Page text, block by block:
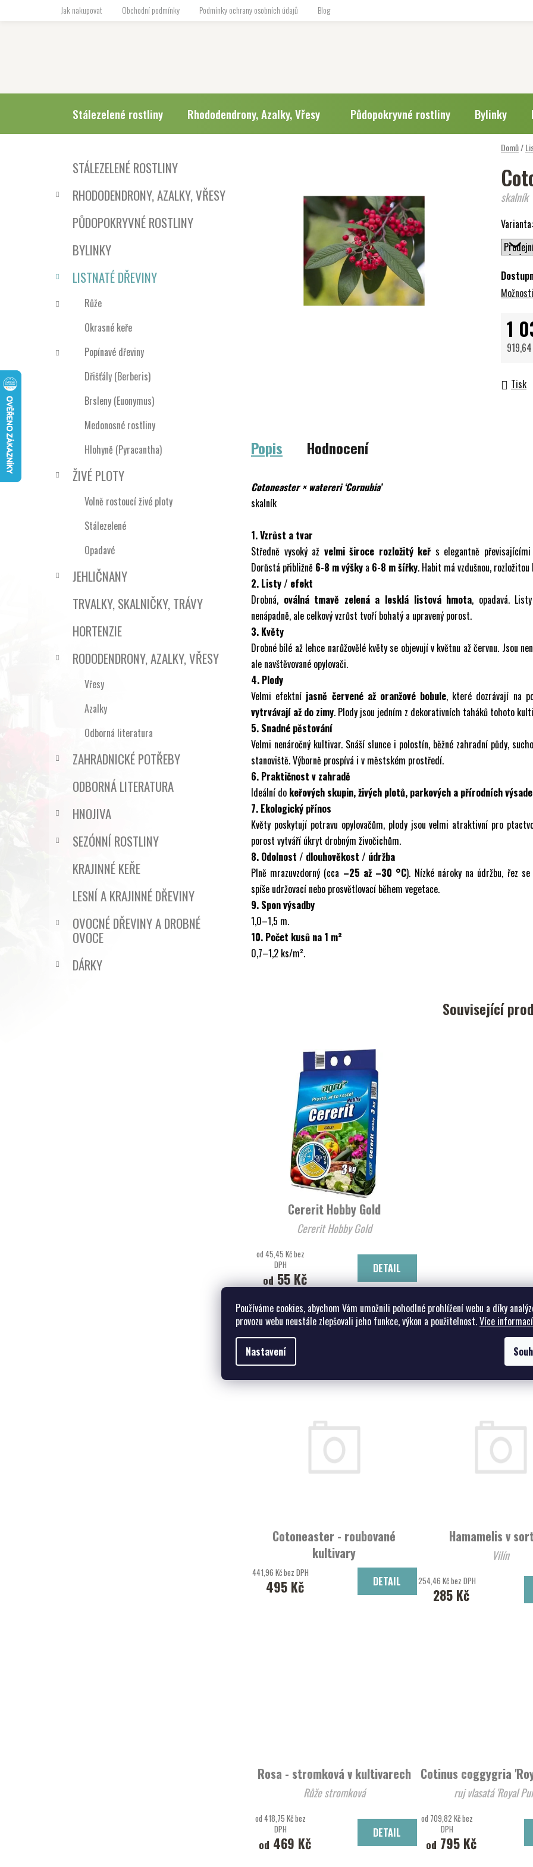
Používáme cookies, abychom Vám umožnili pohodlné prohlížení webu a díky
provozu webu neustále zlepšovali jeho funkce, výkon a použitelnost.Více informací
Nastavení
Jak nakupovat Obchodní podmínky Podmínky ochrany osobních údajů Blog
Stálezelené rostliny Rhododendrony, Azalky, Vřesy Půdopokryvné rostliny Bylinky
Domů/
Přeskočit
kategorie
e
STÁLEZELENÉ ROSTLINY
RHODODENDRONY, AZALKY, VŘESY
PŮDOPOKRYVNÉ ROSTLINY
BYLINKY
LISTNATÉ DŘEVINY
Růže
Okrasné keře
Popínavé dřeviny
Dřišťály (Berberis)
Brsleny (Euonymus)
Medonosné rostliny
Hlohyně (Pyracantha)
ŽIVÉ PLOTY
Volně rostoucí živé ploty
Stálezelené
Opadavé
JEHLIČNANY
TRVALKY, SKALNIČKY, TRÁVY
HORTENZIE
RODODENDRONY, AZALKY, VŘESY
Vřesy
Azalky
Odborná literatura
ZAHRADNICKÉ POTŘEBY
ODBORNÁ LITERATURA
HNOJIVA
SEZÓNNÍ ROSTLINY
KRAJINNÉ KEŘE
LESNÍ A KRAJINNÉ DŘEVINY
OVOCNÉ DŘEVINY A DROBNÉ
OVOCE
DÁRKY
skalník
Varianta:
1
Tisk
Popis Hodnocení
Cotoneaster × watereri ‘Cornubia’
skalník
1. Vzrůst a tvar
Středně vysoký až velmi široce rozložitý keř s elegantně převisajícími
Dorůstá přibližně 6-8 m výšky a 6-8 m šířky. Habit má vzdušnou,
2. Listy / efekt
Drobná, oválná tmavě zelená a lesklá listová hmota, opadavá.
nenápadně, ale celkový vzrůst tvoří bohatý a upravený porost.
3. Květy
Drobné bílé až lehce narůžovělé květy se objevují v květnu až červnu. Jsou
ale navštěvované opylovači.
4. Plody
Velmi efektní jasně červené až oranžové bobule, které dozrávají na
vytrvávají až do zimy. Plody jsou jedním z dekorativních taháků tohoto
5. Snadné pěstování
Velmi nenáročný kultivar. Snáší slunce i polostín, běžné zahradní půdy,
stanoviště. Výborně prospívá i v městském prostředí.
6. Praktičnost v zahradě
Ideální do keřových skupin, živých plotů, parkových a přírodních
7. Ekologický přínos
Květy poskytují potravu opylovačům, plody jsou velmi atraktivní pro
porost vytváří úkryt drobným živočichům.
8. Odolnost / dlouhověkost / údržba
Plně mrazuvzdorný (cca –25 až –30 °C). Nízké nároky na údržbu, řez
spíše udržovací nebo prosvětlovací během vegetace.
9. Spon výsadby
1,0–1,5 m.
10. Počet kusů na 1 m²
0,7–1,2 ks/m².
Související
Cererit Hobby Gold
Cererit Hobby Gold
od 45,45 Kč bez
DPH
od55 Kč
DETAIL
Podobné
Cotoneaster - roubované
kultivary
441,96 Kč bez DPH
495 Kč DETAIL
Hamamelis v
Vilín
254,46 Kč bez DPH
285 Kč
Rosa - stromková v kultivarech
Růže stromková
od 418,75 Kč bez
DPH
od 469 Kč
DETAIL
Cotinus coggygria
ruj vlasatá
od 709,82 Kč bez
DPH
od 795 Kč